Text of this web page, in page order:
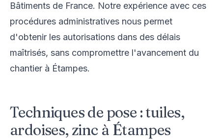
Bâtiments de France. Notre expérience avec ces
procédures administratives nous permet
d'obtenir les autorisations dans des délais
maîtrisés, sans compromettre l'avancement du
chantier à Étampes.
Techniques de pose : tuiles,
ardoises, zinc à Étampes